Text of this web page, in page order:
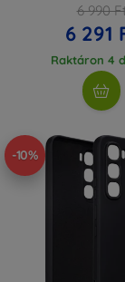
6 990
6 291
Raktáron 4
-10%